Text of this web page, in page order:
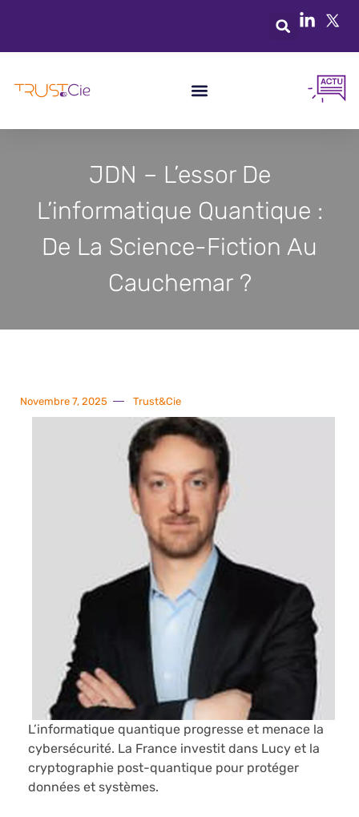
JDN – L’essor De
L’informatique Quantique :
De La Science-Fiction Au
Cauchemar ?
Novembre 7, 2025 Trust&Cie
L’informatique quantique progresse et menace la
cybersécurité. La France investit dans Lucy et la
cryptographie post-quantique pour protéger
données et systèmes.